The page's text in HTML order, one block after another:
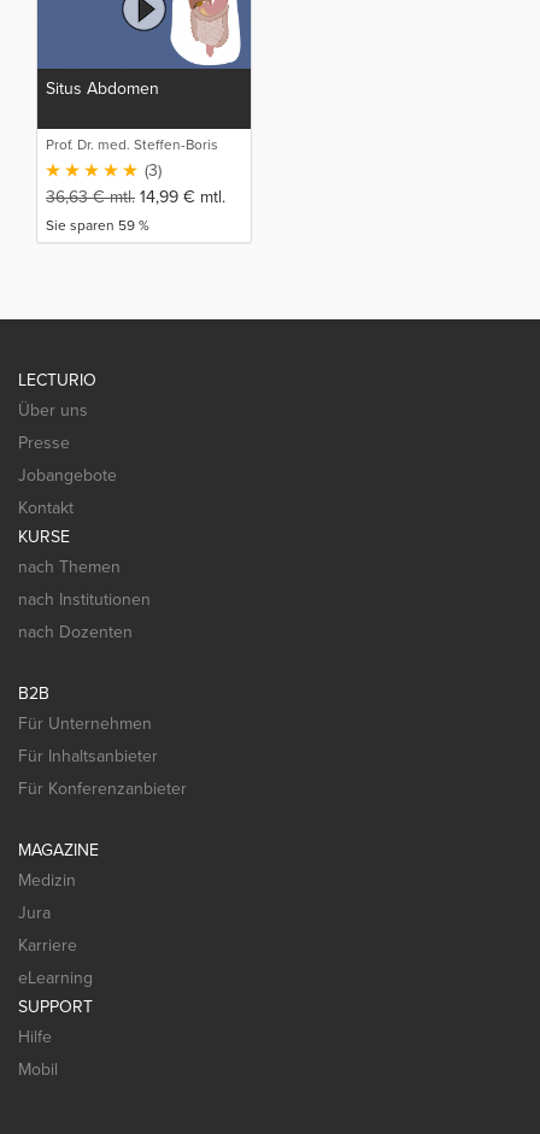
Situs Abdomen
Prof. Dr. med. Steffen-Boris
Wirth (1)
(3)
36,63€mtl. 14,99 € mtl.
Sie sparen 59 %
LECTURIO
Über uns
Presse
Jobangebote
Kontakt
KURSE
nach Themen
nach Institutionen
nach Dozenten
B2B
Für Unternehmen
Für Inhaltsanbieter
Für Konferenzanbieter
MAGAZINE
Medizin
Jura
Karriere
eLearning
SUPPORT
Hilfe
Mobil